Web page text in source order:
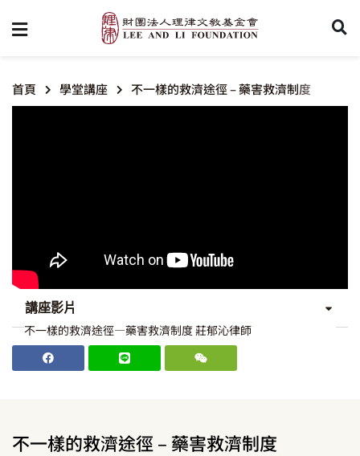
首頁 學堂講座 不一樣的救濟途徑 – 藥害救濟制度
講座影片
不一樣的救濟途徑—藥害救濟制度 莊郁沁律師
不一樣的救濟途徑 – 藥害救濟制度